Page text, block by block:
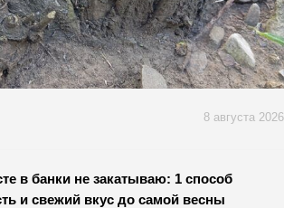
8 августа 2026
в банки не закатываю: 1 способ
и свежий вкус до самой весны